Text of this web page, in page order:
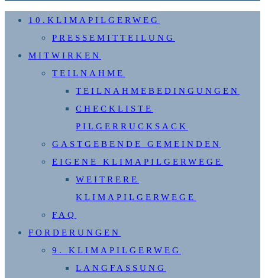
10.KLIMAPILGERWEG
PRESSEMITTEILUNG
MITWIRKEN
TEILNAHME
TEILNAHMEBEDINGUNGEN
CHECKLISTE
PILGERRUCKSACK
GASTGEBENDE GEMEINDEN
EIGENE KLIMAPILGERWEGE
WEITRERE
KLIMAPILGERWEGE
FAQ
FORDERUNGEN
9. KLIMAPILGERWEG
LANGFASSUNG